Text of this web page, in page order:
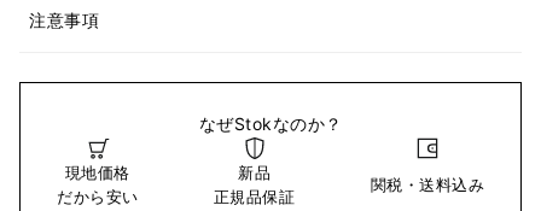
注意事項
なぜStokなのか？
現地価格
だから安い
新品
正規品保証
関税・送料込み